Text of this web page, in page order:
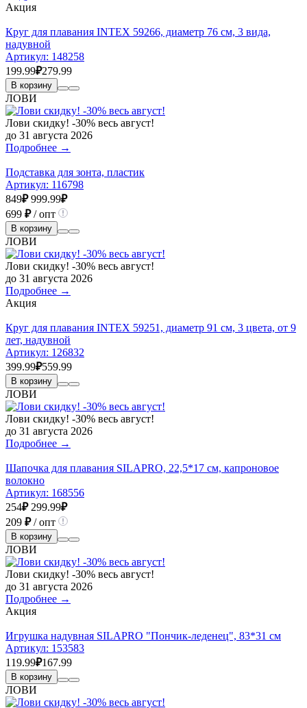
Акция
Круг для плавания INTEX 59266, диаметр 76 см, 3 вида,
надувной
Артикул: 148258
199.99₽279.99
В корзину
ЛОВИ
Лови скидку! -30% весь август!
до 31 августа 2026
Подробнее →
Подставка для зонта, пластик
Артикул: 116798
849₽ 999.99₽
699 ₽/ опт
В корзину
ЛОВИ
Лови скидку! -30% весь август!
до 31 августа 2026
Подробнее →
Акция
Круг для плавания INTEX 59251, диаметр 91 см, 3 цвета, от 9
лет, надувной
Артикул: 126832
399.99₽559.99
В корзину
ЛОВИ
Лови скидку! -30% весь август!
до 31 августа 2026
Подробнее →
Шапочка для плавания SILAPRO, 22,5*17 см, капроновое
волокно
Артикул: 168556
254₽ 299.99₽
209 ₽/ опт
В корзину
ЛОВИ
Лови скидку! -30% весь август!
до 31 августа 2026
Подробнее →
Акция
Игрушка надувная SILAPRO "Пончик-леденец", 83*31 см
Артикул: 153583
119.99₽167.99
В корзину
ЛОВИ